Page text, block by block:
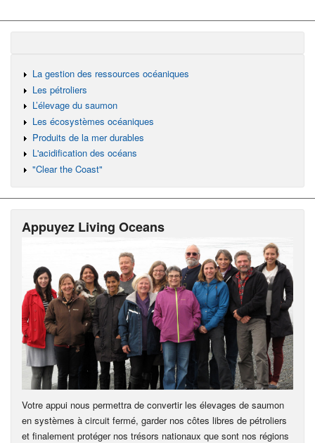
La gestion des ressources océaniques
Les pétroliers
L’élevage du saumon
Les écosystèmes océaniques
Produits de la mer durables
L'acidification des océans
"Clear the Coast"
Appuyez Living Oceans
Votre appui nous permettra de convertir les élevages de saumon
en systèmes à circuit fermé, garder nos côtes libres de pétroliers
et finalement protéger nos trésors nationaux que sont nos régions